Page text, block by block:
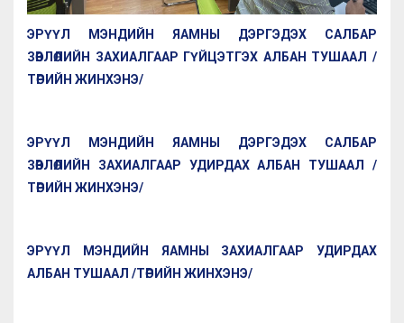
ЭРҮҮЛ МЭНДИЙН ЯАМНЫ ДЭРГЭДЭХ САЛБАР
ЗӨВЛӨЛИЙН ЗАХИАЛГААР ГҮЙЦЭТГЭХ АЛБАН ТУШААЛ /
ТӨРИЙН ЖИНХЭНЭ/
ЭРҮҮЛ МЭНДИЙН ЯАМНЫ ДЭРГЭДЭХ САЛБАР
ЗӨВЛӨЛИЙН ЗАХИАЛГААР УДИРДАХ АЛБАН ТУШААЛ /
ТӨРИЙН ЖИНХЭНЭ/
ЭРҮҮЛ МЭНДИЙН ЯАМНЫ ЗАХИАЛГААР УДИРДАХ
АЛБАН ТУШААЛ /ТӨРИЙН ЖИНХЭНЭ/